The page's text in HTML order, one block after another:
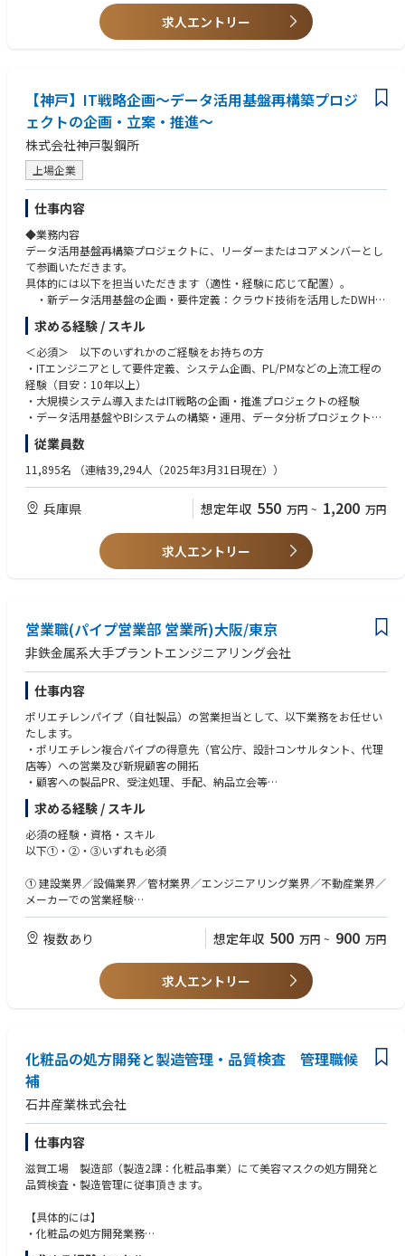
求人エントリー
【神戸】IT戦略企画～データ活用基盤再構築プロジ
ェクトの企画・立案・推進～
株式会社神戸製鋼所
上場企業
仕事内容
◆業務内容
データ活用基盤再構築プロジェクトに、リーダーまたはコアメンバーとし
て参画いただきます。
具体的には以下を担当いただきます（適性・経験に応じて配置）。
・新データ活用基盤の企画・要件定義：クラウド技術を活用したDWH・
データプラットフォーム・データ連携基盤の構築、データモデル設計、権
限管理・データ抽出基盤の整備。
・データ移行計画と実行管理：段階的なデータ移行の対象選別・データ
クレンジング方針の策定、関連する基幹システム刷新プロジェクトとの整
合確保。
・データマネジメント体制の構築：データ主管部署との連携、マスタ・
実績データの品質管理ルール策定、データガバナンスの定着化。
データ活用ニーズの整理、新BIツールによる業務改善企画。
・ベンダーマネジメント、プロジェクトのQCD（品質・コスト・納期）
管理
求める経験 / スキル
＜必須＞ 以下のいずれかのご経験をお持ちの方
・ITエンジニアとして要件定義、システム企画、PL/PMなどの上流工程の
経験（目安：10年以上）
・大規模システム導入またはIT戦略の企画・推進プロジェクトの経験
・データ活用基盤やBIシステムの構築・運用、データ分析プロジェクトの
経験
加えて、以下のいずれかのご経験をお持ちの方
経験
・複数部署を巻き込み、関係者との合意形成を図りながらプロジェクトを
◆データ設計・活用・運用の経験
・クラウド技術（AWS、Azure、GCP等）を活用したデータ基盤構築経験
（Snowflake、Databricks、BigQuery等）
・データ活用の経験（SQL／RDBMS、データモデリング、BIツール導入・
運用、Tableau、PowerBI、Qlik等）
・データマネジメント／データガバナンス（DMBOK等）に関する知識・
経験
◆基幹システム連携・開発の経験
・オープン系基盤の開発経験（Java、イントラマート等）
・一般的なサーバやネットワークの知識、ITアーキテクトに関する知識
従業員数
11,895名 （連結39,294人（2025年3月31日現在））
兵庫県 想定年収 550 万円 ~ 1,200 万円
求人エントリー
営業職(パイプ営業部 営業所)大阪/東京
非鉄金属系大手プラントエンジニアリング会社
仕事内容
ポリエチレンパイプ（自社製品）の営業担当として、以下業務をお任せい
たします。
・ポリエチレン複合パイプの得意先（官公庁、設計コンサルタント、代理
店等）への営業及び新規顧客の開拓
・顧客への製品PR、受注処理、手配、納品立会等
【配属事業部の事業内容】
・高密度ポリエチレン管を使用した配管システムの企画・設計・製造・販
売・施工
【製品の特長】
・当社のパイプは、上・下水道、農水、プラント、防災、海洋、給湯・温
・当社のパイプは、地震にも強いことが特長で、阪神淡路大震災、東日本
大震災でもポリエチレン管の優れた耐震性が証明されています。
また、錆などの腐食がなく酸やアルカリにも強い、可とう性があり生曲げ
配管が可能、軽量で作業性が良い、といったポリエチレン管の特長を活か
しながら、長尺化、プレハブ複合管化（アラミド補強、保温）など独自技
求める経験 / スキル
必須の経験・資格・スキル
以下①・②・③いずれも必須
① 建設業界／設備業界／管材業界／エンジニアリング業界／不動産業界／
メーカーでの営業経験
② 普通自動車免許
③ パソコン（Word、Excelなど基本操作）
歓迎される経験・資格・スキル
・建設業における経験もしくは管材商材を扱った経験
複数あり 想定年収 500 万円 ~ 900 万円
求人エントリー
化粧品の処方開発と製造管理・品質検査 管理職候
補
石井産業株式会社
仕事内容
滋賀工場 製造部（製造2課：化粧品事業）にて美容マスクの処方開発と
品質検査・製造管理に従事頂きます。
【具体的には】
・化粧品の処方開発業務
・生産計画の立案